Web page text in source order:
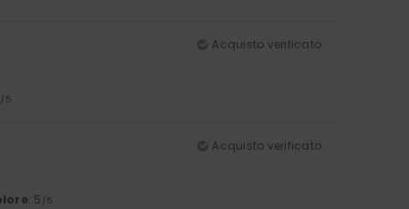
Acquisto verificato
/5
Acquisto verificato
: 5 /5